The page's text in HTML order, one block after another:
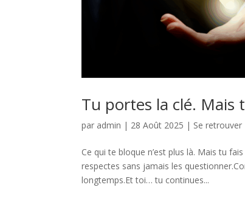
Tu portes la clé. Mais
par admin | 28 Août 2025 | Se retrouver
Ce qui te bloque n’est plus là. Mais tu
respectes sans jamais les
longtemps.Et toi… tu continues...